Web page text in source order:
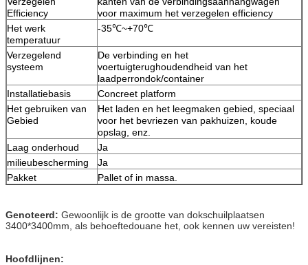
Efficiency
voor maximum het verzegelen efficiency
Het werk
temperatuur
-35℃~+70℃
Verzegelend
systeem
De verbinding en het
voertuigterughoudendheid van het
laadperrondok/container
Installatiebasis
Concreet platform
Het gebruiken van
Gebied
Het laden en het leegmaken gebied, speciaal
voor het bevriezen van pakhuizen,
koude
opslag, enz.
Laag onderhoud
Ja
milieubescherming
Ja
Pakket
Pallet of in massa.
Genoteerd: Gewoonlijk is de grootte van dokschuilplaatsen
3400*3400mm, als behoeftedouane het, ook kennen uw vereisten!
Hoofdlijnen: